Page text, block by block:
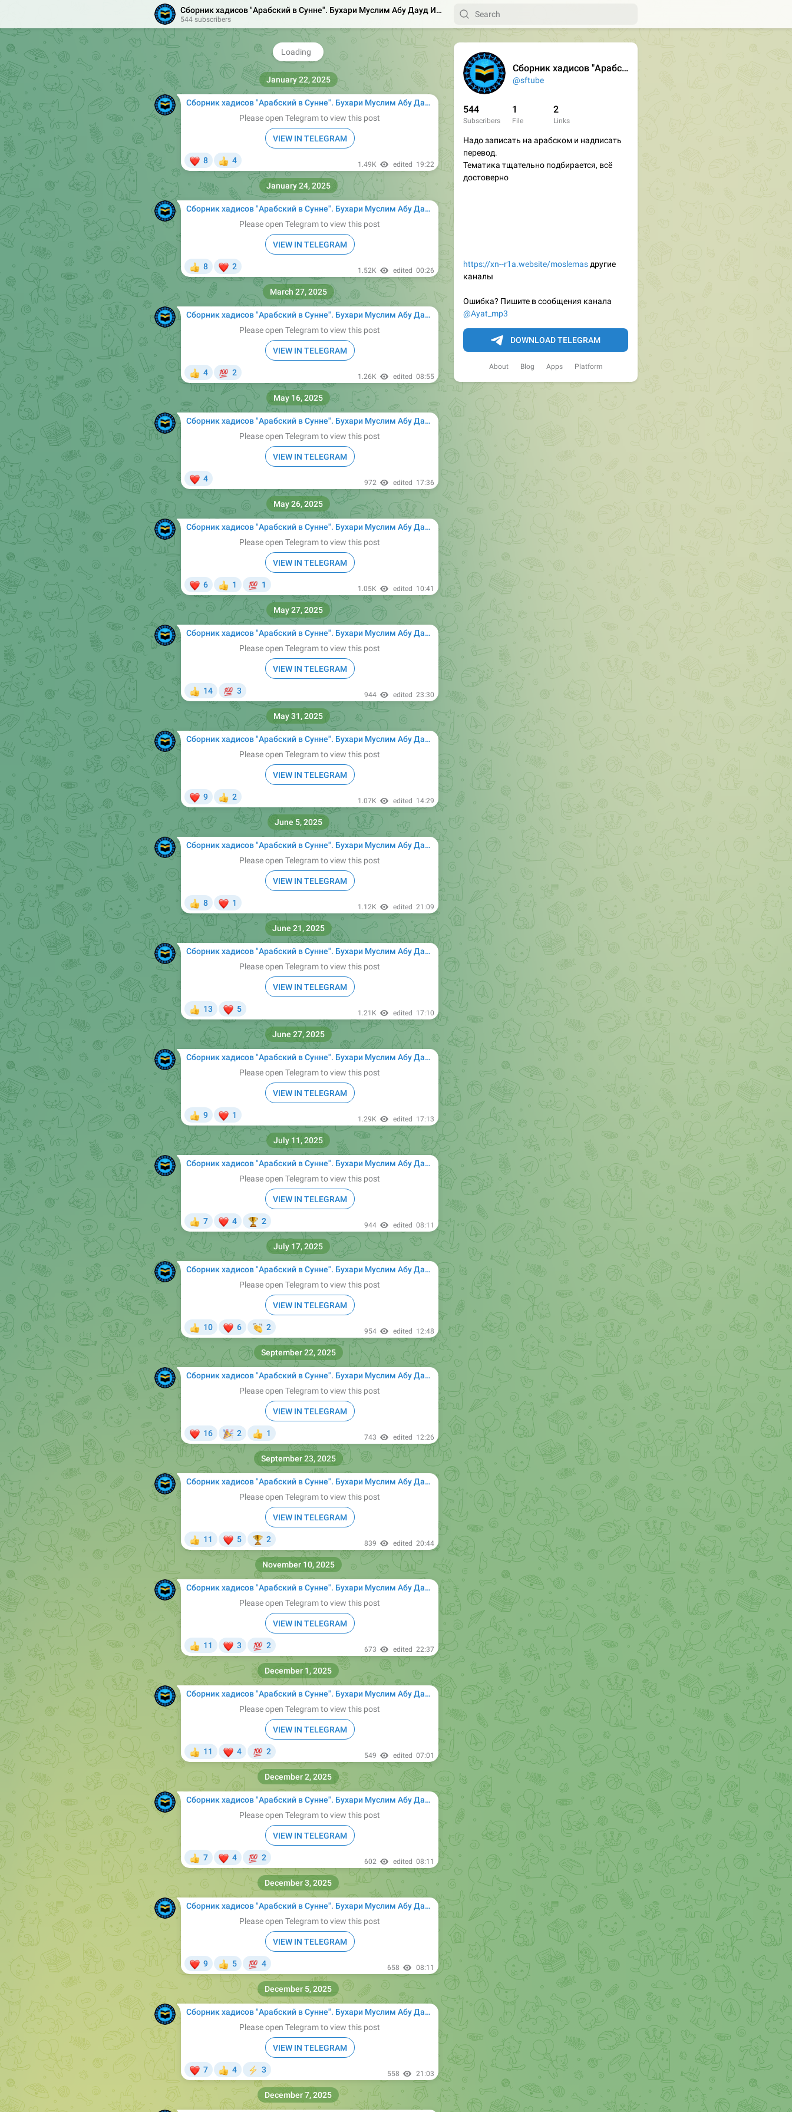
Сборник хадисов "Арабский в Сунне". Бухари Муслим Абу Дауд Ибн Маджах ат-Тирмизи Насаи сунан сахих Ислам муснад имам
@sftube
544
Subscribers
1
File
2
Links
Надо записать на арабском и надписать
перевод.
Тематика тщательно подбирается, всё
достоверно
https://xn--r1a.website/moslemas другие
каналы
Ошибка? Пишите в сообщения канала
@Ayat_mp3
DOWNLOAD TELEGRAM
About Blog Apps Platform
Сборник хадисов "Арабский в Сунне". Бухари Муслим Абу Дауд Ибн Маджах ат-Тирмизи Насаи сунан сахих Ислам муснад имам
544 subscribers
непременно пожимали бы вам руки на улицах Медины».
Шейх аль-Албани в «ас-Сильсиля ас-сахиха» (5/275)
👍
6
❤
3
🏆
1 1.2K
Сборник хадисов "Арабский в Сунне". Бухари Муслим Абу Дауд Ибн Маджах ат-Тирмизи Насаи сунан сахих Ислам муснад имам
Please open Telegram to view this post
VIEW IN TELEGRAM
❤
8
👍
4 1.49K edited 19:22
January 22, 2025
Сборник хадисов "Арабский в Сунне". Бухари Муслим Абу Дауд Ибн Маджах ат-Тирмизи Насаи сунан сахих Ислам муснад имам
Please open Telegram to view this post
VIEW IN TELEGRAM
👍
8
❤
2 1.52K edited 00:26
January 24, 2025
Сборник хадисов "Арабский в Сунне". Бухари Муслим Абу Дауд Ибн Маджах ат-Тирмизи Насаи сунан сахих Ислам муснад имам
Please open Telegram to view this post
VIEW IN TELEGRAM
👍
4
💯
2 1.26K edited 08:55
March 27, 2025
Сборник хадисов "Арабский в Сунне". Бухари Муслим Абу Дауд Ибн Маджах ат-Тирмизи Насаи сунан сахих Ислам муснад имам
Please open Telegram to view this post
VIEW IN TELEGRAM
❤
4 972 edited 17:36
May 16, 2025
Сборник хадисов "Арабский в Сунне". Бухари Муслим Абу Дауд Ибн Маджах ат-Тирмизи Насаи сунан сахих Ислам муснад имам
Please open Telegram to view this post
VIEW IN TELEGRAM
❤
6
👍
1
💯
1 1.05K edited 10:41
May 26, 2025
Сборник хадисов "Арабский в Сунне". Бухари Муслим Абу Дауд Ибн Маджах ат-Тирмизи Насаи сунан сахих Ислам муснад имам
Please open Telegram to view this post
VIEW IN TELEGRAM
👍
14
💯
3 944 edited 23:30
May 27, 2025
Сборник хадисов "Арабский в Сунне". Бухари Муслим Абу Дауд Ибн Маджах ат-Тирмизи Насаи сунан сахих Ислам муснад имам
Please open Telegram to view this post
VIEW IN TELEGRAM
❤
9
👍
2 1.07K edited 14:29
May 31, 2025
Сборник хадисов "Арабский в Сунне". Бухари Муслим Абу Дауд Ибн Маджах ат-Тирмизи Насаи сунан сахих Ислам муснад имам
Please open Telegram to view this post
VIEW IN TELEGRAM
👍
8
❤
1 1.12K edited 21:09
June 5, 2025
Сборник хадисов "Арабский в Сунне". Бухари Муслим Абу Дауд Ибн Маджах ат-Тирмизи Насаи сунан сахих Ислам муснад имам
Please open Telegram to view this post
VIEW IN TELEGRAM
👍
13
❤
5 1.21K edited 17:10
June 21, 2025
Сборник хадисов "Арабский в Сунне". Бухари Муслим Абу Дауд Ибн Маджах ат-Тирмизи Насаи сунан сахих Ислам муснад имам
Please open Telegram to view this post
VIEW IN TELEGRAM
👍
9
❤
1 1.29K edited 17:13
June 27, 2025
Сборник хадисов "Арабский в Сунне". Бухари Муслим Абу Дауд Ибн Маджах ат-Тирмизи Насаи сунан сахих Ислам муснад имам
Please open Telegram to view this post
VIEW IN TELEGRAM
👍
7
❤
4
🏆
2 944 edited 08:11
July 11, 2025
Сборник хадисов "Арабский в Сунне". Бухари Муслим Абу Дауд Ибн Маджах ат-Тирмизи Насаи сунан сахих Ислам муснад имам
Please open Telegram to view this post
VIEW IN TELEGRAM
👍
10
❤
6
👏
2 954 edited 12:48
July 17, 2025
Сборник хадисов "Арабский в Сунне". Бухари Муслим Абу Дауд Ибн Маджах ат-Тирмизи Насаи сунан сахих Ислам муснад имам
Please open Telegram to view this post
VIEW IN TELEGRAM
❤
16
🎉
2
👍
1 743 edited 12:26
September 22, 2025
Сборник хадисов "Арабский в Сунне". Бухари Муслим Абу Дауд Ибн Маджах ат-Тирмизи Насаи сунан сахих Ислам муснад имам
Please open Telegram to view this post
VIEW IN TELEGRAM
👍
11
❤
5
🏆
2 839 edited 20:44
September 23, 2025
Сборник хадисов "Арабский в Сунне". Бухари Муслим Абу Дауд Ибн Маджах ат-Тирмизи Насаи сунан сахих Ислам муснад имам
Please open Telegram to view this post
VIEW IN TELEGRAM
👍
11
❤
3
💯
2 673 edited 22:37
November 10, 2025
Сборник хадисов "Арабский в Сунне". Бухари Муслим Абу Дауд Ибн Маджах ат-Тирмизи Насаи сунан сахих Ислам муснад имам
Please open Telegram to view this post
VIEW IN TELEGRAM
👍
11
❤
4
💯
2 549 edited 07:01
December 1, 2025
Сборник хадисов "Арабский в Сунне". Бухари Муслим Абу Дауд Ибн Маджах ат-Тирмизи Насаи сунан сахих Ислам муснад имам
Please open Telegram to view this post
VIEW IN TELEGRAM
👍
7
❤
4
💯
2 602 edited 08:11
December 2, 2025
Сборник хадисов "Арабский в Сунне". Бухари Муслим Абу Дауд Ибн Маджах ат-Тирмизи Насаи сунан сахих Ислам муснад имам
Please open Telegram to view this post
VIEW IN TELEGRAM
❤
9
👍
5
💯
4 658 08:11
December 3, 2025
Сборник хадисов "Арабский в Сунне". Бухари Муслим Абу Дауд Ибн Маджах ат-Тирмизи Насаи сунан сахих Ислам муснад имам
Please open Telegram to view this post
VIEW IN TELEGRAM
❤
7
👍
4
⚡
3 558 21:03
December 5, 2025
December 7, 2025